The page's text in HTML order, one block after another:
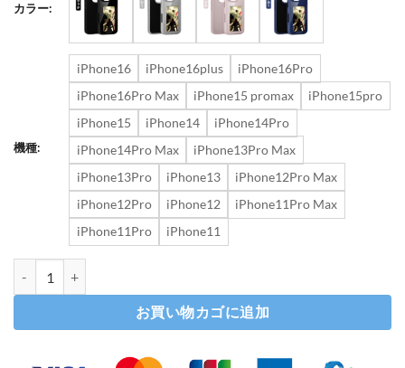
カラー:
機種:
iPhone16 iPhone16plus
iPhone16Pro
iPhone16Pro Max
iPhone15 promax
iPhone15pro
iPhone15
iPhone14
iPhone14Pro
iPhone14Pro Max
iPhone13Pro Max
iPhone13Pro
iPhone13
iPhone12Pro Max
iPhone12Pro
iPhone12
iPhone11Pro Max
iPhone11Pro
iPhone11
お買い物カゴに追加